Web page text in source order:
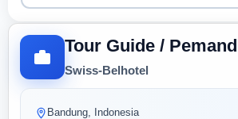
Tour Guide /
Swiss-Belhotel
Bandung, Indonesia